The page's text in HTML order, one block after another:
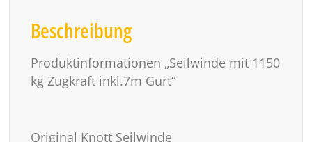
Beschreibung
Produktinformationen „Seilwinde mit 1150
kg Zugkraft inkl.7m Gurt“
Original Knott Seilwinde